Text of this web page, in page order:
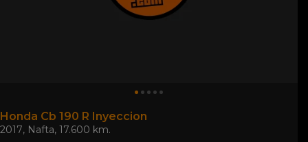
Honda Cb 190 R Inyeccion
2017, Nafta, 17.600 km.